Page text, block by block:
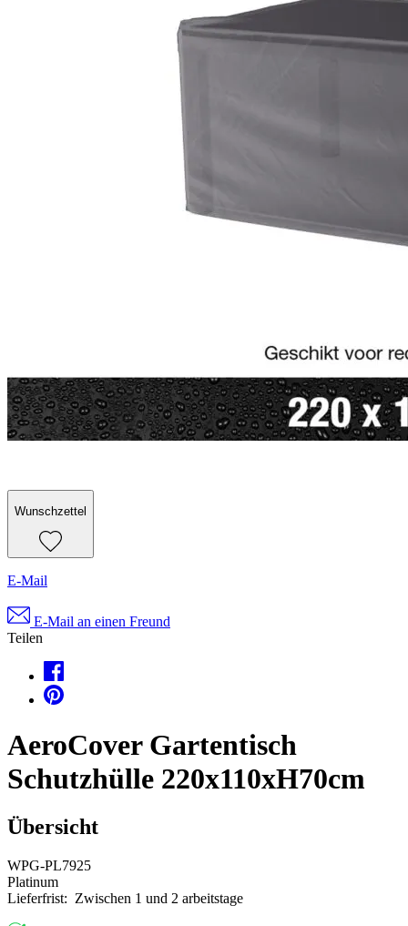
Wunschzettel
E-Mail
E-Mail an einen Freund
Teilen
AeroCover Gartentisch
Schutzhülle 220x110xH70cm
Übersicht
WPG-PL7925
Platinum
Lieferfrist: Zwischen 1 und 2 arbeitstage